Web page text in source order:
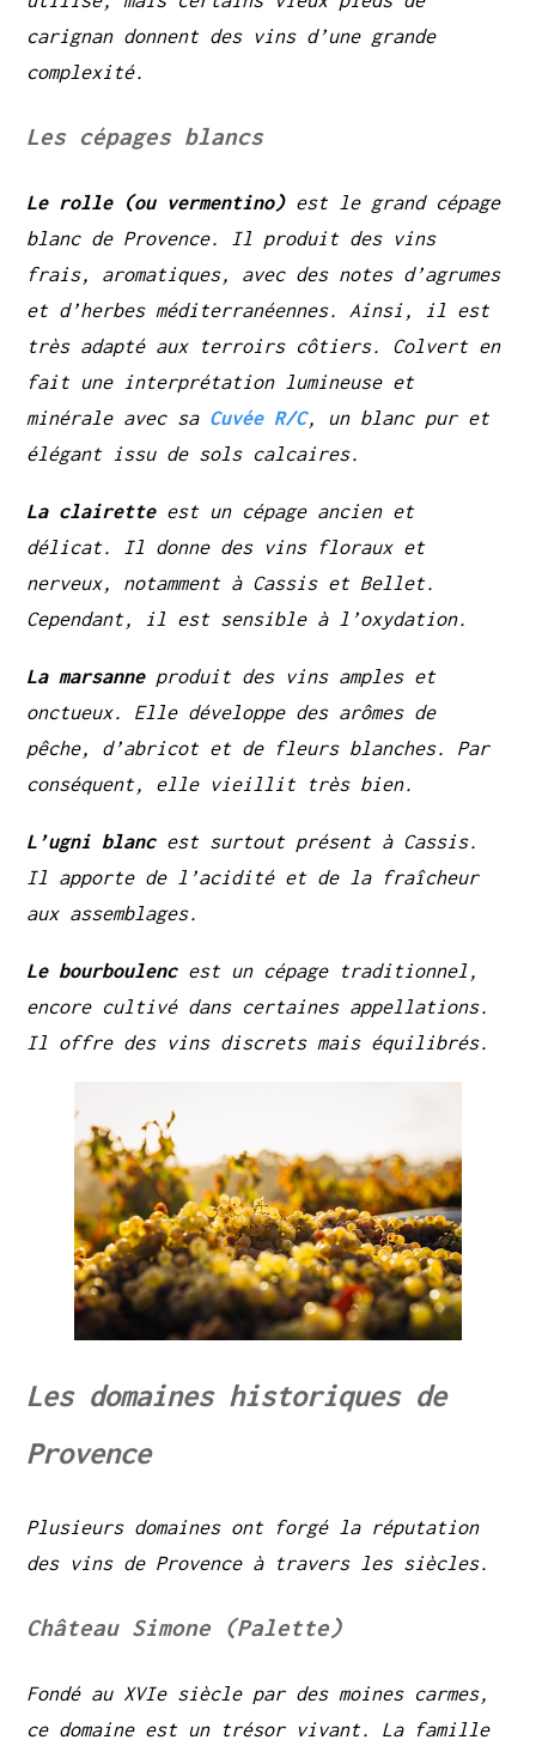
carignan donnent des vins d’une grande
complexité.
Les cépages blancs
Le rolle (ou vermentino)est le grand cépage
blanc de Provence. Il produit des vins
frais, aromatiques, avec des notes d’agrumes
et d’herbes méditerranéennes. Ainsi, il est
très adapté aux terroirs côtiers. Colvert en
fait une interprétation lumineuse et
minérale avec sa Cuvée R/C, un blanc pur et
élégant issu de sols calcaires.
La clairetteest un cépage ancien et
délicat. Il donne des vins floraux et
nerveux, notamment à Cassis et Bellet.
Cependant, il est sensible à l’oxydation.
La marsanneproduit des vins amples et
onctueux. Elle développe des arômes de
pêche, d’abricot et de fleurs blanches. Par
conséquent, elle vieillit très bien.
L’ugni blancest surtout présent à Cassis.
Il apporte de l’acidité et de la fraîcheur
aux assemblages.
Le bourboulencest un cépage traditionnel,
encore cultivé dans certaines appellations.
Il offre des vins discrets mais équilibrés.
Les domaines historiques de
Provence
Plusieurs domaines ont forgé la réputation
des vins de Provence à travers les siècles.
Château Simone (Palette)
Fondé au XVIe siècle par des moines carmes,
ce domaine est un trésor vivant. La famille